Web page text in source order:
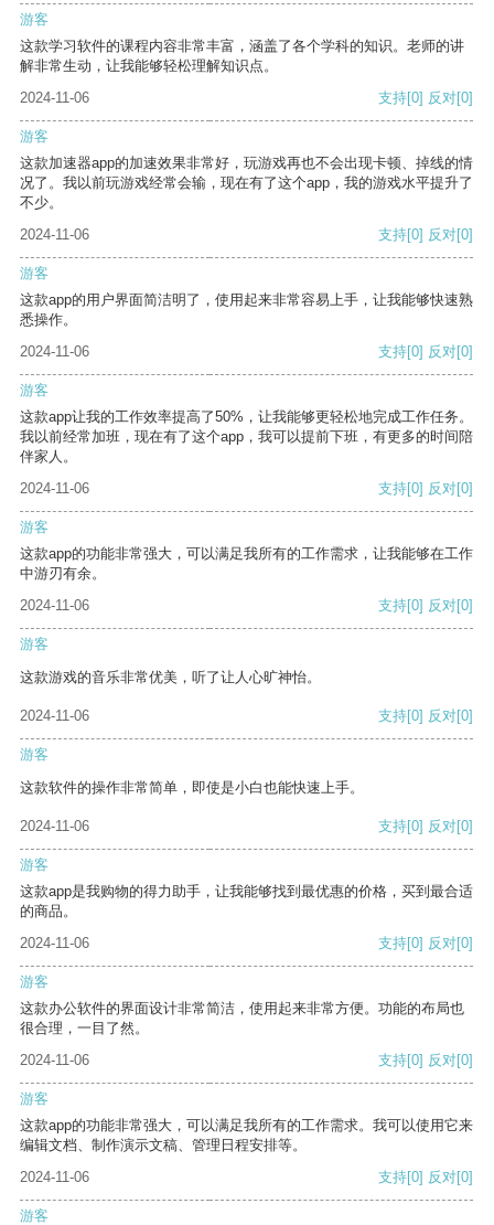
游客
这款学习软件的课程内容非常丰富，涵盖了各个学科的知识。老师的讲
解非常生动，让我能够轻松理解知识点。
2024-11-06
支持[0] 反对[0]
游客
这款加速器app的加速效果非常好，玩游戏再也不会出现卡顿、掉线的情
况了。我以前玩游戏经常会输，现在有了这个app，我的游戏水平提升了
不少。
2024-11-06
支持[0] 反对[0]
游客
这款app的用户界面简洁明了，使用起来非常容易上手，让我能够快速熟
悉操作。
2024-11-06
支持[0] 反对[0]
游客
这款app让我的工作效率提高了50%，让我能够更轻松地完成工作任务。
我以前经常加班，现在有了这个app，我可以提前下班，有更多的时间陪
伴家人。
2024-11-06
支持[0] 反对[0]
游客
这款app的功能非常强大，可以满足我所有的工作需求，让我能够在工作
中游刃有余。
2024-11-06
支持[0] 反对[0]
游客
这款游戏的音乐非常优美，听了让人心旷神怡。
2024-11-06 支持[0] 反对[0]
游客
这款软件的操作非常简单，即使是小白也能快速上手。
2024-11-06 支持[0] 反对[0]
游客
这款app是我购物的得力助手，让我能够找到最优惠的价格，买到最合适
的商品。
2024-11-06
支持[0] 反对[0]
游客
这款办公软件的界面设计非常简洁，使用起来非常方便。功能的布局也
很合理，一目了然。
2024-11-06
支持[0] 反对[0]
游客
这款app的功能非常强大，可以满足我所有的工作需求。我可以使用它来
编辑文档、制作演示文稿、管理日程安排等。
2024-11-06
支持[0] 反对[0]
游客